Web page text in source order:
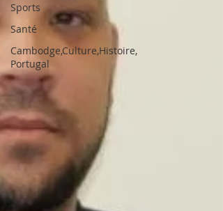
Sports
Santé
Cambodge,Culture,Histoire,
Portugal